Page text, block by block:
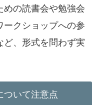
めの読書会や勉強会
ークショップへの参
ど、形式を問わず実
ついて注意点